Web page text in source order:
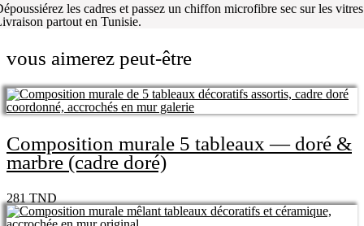
les cadres et passez un chiffon microfibre sec sur les
partout en Tunisie.
vous aimerez peut-être
Composition murale 5 tableaux — doré &
marbre (cadre doré)
281TND